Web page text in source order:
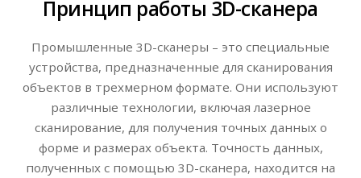
Принцип работы 3D-сканера
Промышленные 3D-сканеры – это специальные
устройства, предназначенные для сканирования
объектов в трехмерном формате. Они используют
различные технологии, включая лазерное
сканирование, для получения точных данных о
форме и размерах объекта. Точность данных,
полученных с помощью 3D-сканера, находится на